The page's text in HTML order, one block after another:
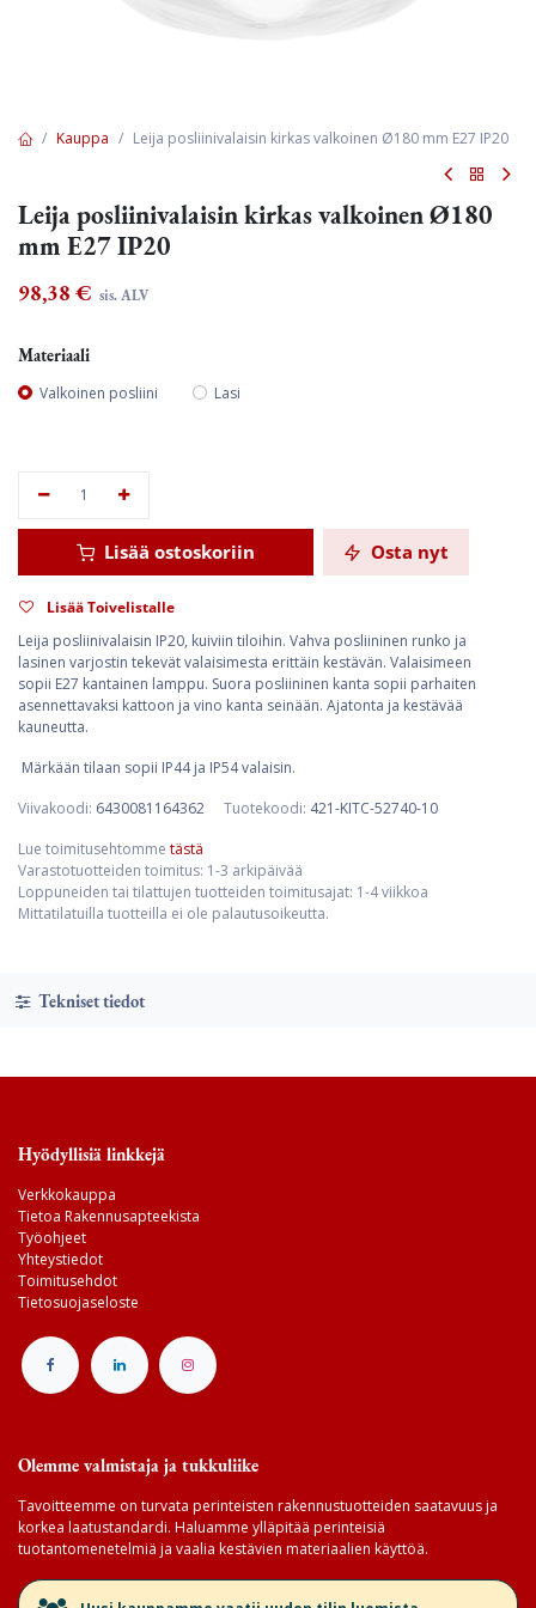
Kauppa Leija posliinivalaisin kirkas valkoinen Ø180 mm E27 IP20
Leija posliinivalaisin kirkas valkoinen Ø180
mm E27 IP20
98,38 € sis. ALV
Materiaali
Valkoinen posliini Lasi
Lisää ostoskoriin Osta nyt
Lisää Toivelistalle
Leija posliinivalaisin IP20, kuiviin tiloihin. Vahva posliininen runko ja
lasinen varjostin tekevät valaisimesta erittäin kestävän. Valaisimeen
sopii E27 kantainen lamppu. Suora posliininen kanta sopii parhaiten
asennettavaksi kattoon ja vino kanta seinään. Ajatonta ja kestävää
kauneutta.
Märkään tilaan sopii IP44 ja IP54 valaisin.
Viivakoodi: 6430081164362 Tuotekoodi: 421-KITC-52740-10
Lue toimitusehtomme tästä
Varastotuotteiden toimitus: 1-3 arkipäivää
Loppuneiden tai tilattujen tuotteiden toimitusajat: 1-4 viikkoa
Mittatilatuilla tuotteilla ei ole palautusoikeutta.
Tekniset tiedot
Hyödyllisiä linkkejä
Verkkokauppa
Tietoa Rakennusapteekista
Työohjeet
Yhteystiedot
Toimitusehdot
Tietosuojaseloste
Olemme valmistaja ja tukkuliike
Tavoitteemme on turvata perinteisten rakennustuotteiden saatavuus ja
korkea laatustandardi. Haluamme ylläpitää perinteisiä
tuotantomenetelmiä ja vaalia kestävien materiaalien käyttöä.